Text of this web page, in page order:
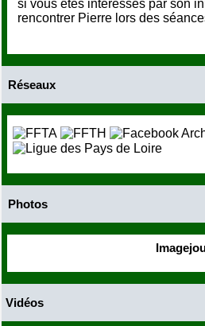
si vous êtes intéressés par son
rencontrer Pierre lors des
Réseaux
Photos
Vidéos